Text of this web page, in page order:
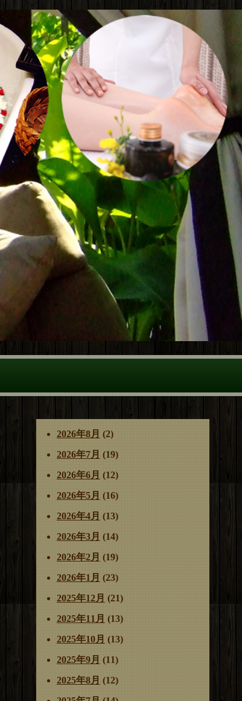
2026年8月 (2)
2026年7月 (19)
2026年6月 (12)
2026年5月 (16)
2026年4月 (13)
2026年3月 (14)
2026年2月 (19)
2026年1月 (23)
2025年12月 (21)
2025年11月 (13)
2025年10月 (13)
2025年9月 (11)
2025年8月 (12)